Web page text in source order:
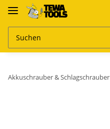
Akkuschrauber & Schlagschrauber